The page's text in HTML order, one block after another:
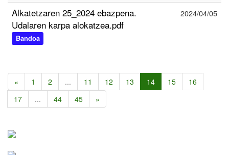
Alkatetzaren 25_2024 ebazpena.
Udalaren karpa alokatzea.pdf
Bandoa
2024/04/05
« 1 2 ... 11 12 13 14 15
16
17
... 44 45 »